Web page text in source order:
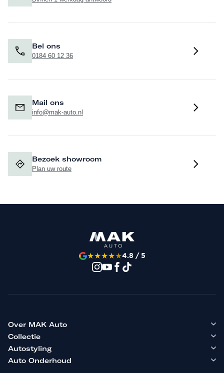
Bel ons
0184 60 12 36
Mail ons
info@mak-auto.nl
Bezoek showroom
Plan uw route
★★★★★4.8 / 5
Over MAK Auto
Collectie
Autostyling
Auto Onderhoud